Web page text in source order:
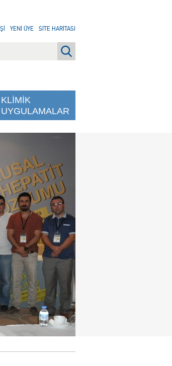
KLİMİK
UYGULAMALAR
YENİ ÜYE SİTE HARİTASI